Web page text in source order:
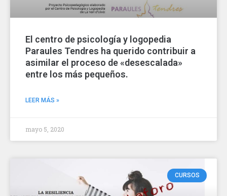
El centro de psicología y logopedia
Paraules Tendres ha querido contribuir a
asimilar el proceso de «desescalada»
entre los más pequeños.
LEER MÁS »
mayo 5, 2020
CURSOS